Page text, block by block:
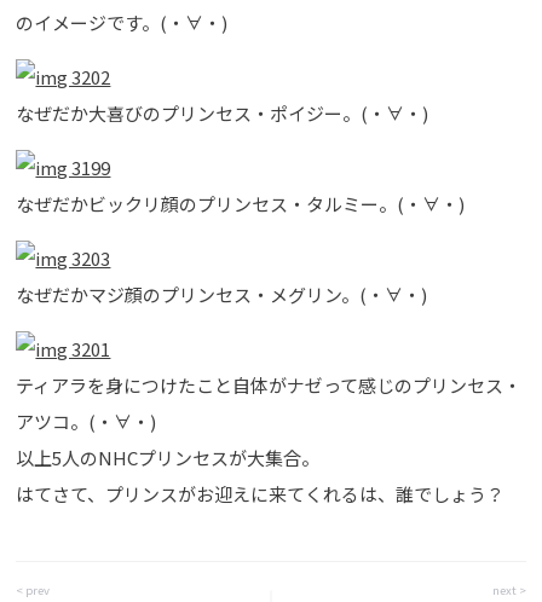
のイメージです。(・∀・)
なぜだか大喜びのプリンセス・ポイジー。(・∀・)
なぜだかビックリ顔のプリンセス・タルミー。(・∀・)
なぜだかマジ顔のプリンセス・メグリン。(・∀・)
ティアラを身につけたこと自体がナゼって感じのプリンセス・
アツコ。(・∀・)
以上5人のNHCプリンセスが大集合。
はてさて、プリンスがお迎えに来てくれるは、誰でしょう？
< prev next >